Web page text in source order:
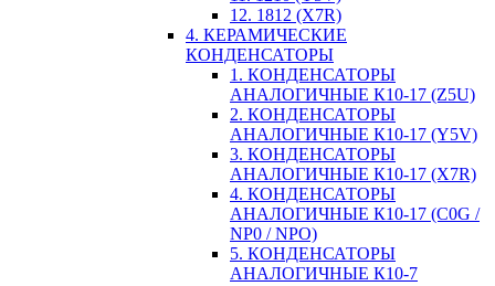
12. 1812 (X7R)
4. КЕРАМИЧЕСКИЕ
КОНДЕНСАТОРЫ
1. КОНДЕНСАТОРЫ
АНАЛОГИЧНЫЕ К10-17 (Z5U)
2. КОНДЕНСАТОРЫ
АНАЛОГИЧНЫЕ К10-17 (Y5V)
3. КОНДЕНСАТОРЫ
АНАЛОГИЧНЫЕ К10-17 (X7R)
4. КОНДЕНСАТОРЫ
АНАЛОГИЧНЫЕ К10-17 (C0G /
NP0 / NPO)
5. КОНДЕНСАТОРЫ
АНАЛОГИЧНЫЕ К10-7